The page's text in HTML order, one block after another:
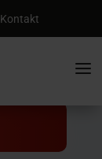
Kontakt
a